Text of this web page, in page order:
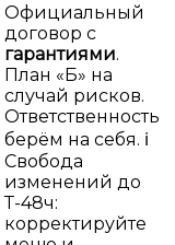
Официальный
договор с
гарантиями.
План «Б» на
случай рисков.
Ответственность
берём на себя. ℹ️
Свобода
изменений до
Т-48ч:
корректируйте